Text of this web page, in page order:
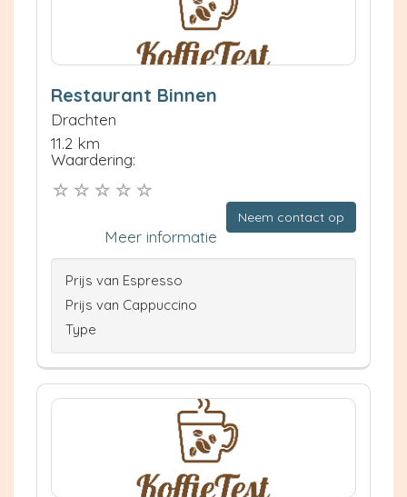
Restaurant Binnen
Drachten
11.2 km
Waardering:
Neem contact op
Meer informatie
Prijs van Espresso
Prijs van Cappuccino
Type